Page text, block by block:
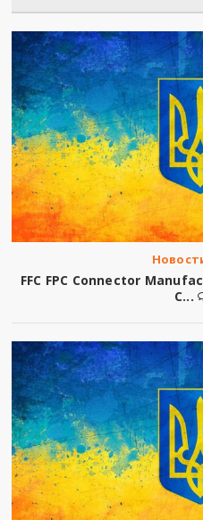
FFC FPC Connector
C...